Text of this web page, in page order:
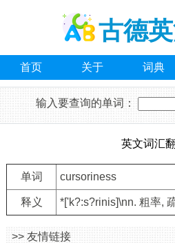
古德
首页 关于 词典
输入要查询的单词：
英文词汇
单词 cursoriness
释义 *['k?:s?rinis]\nn. 粗率,
>> 友情链接